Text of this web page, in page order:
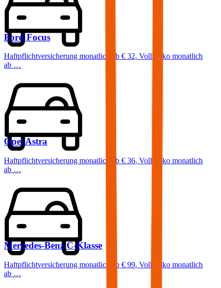
Ford Focus
Haftpflichtversicherung monatlich ab € 32, Vollkasko monatlich
ab …
Opel Astra
Haftpflichtversicherung monatlich ab € 36, Vollkasko monatlich
ab …
Mercedes-Benz C-Klasse
Haftpflichtversicherung monatlich ab € 99, Vollkasko monatlich
ab …